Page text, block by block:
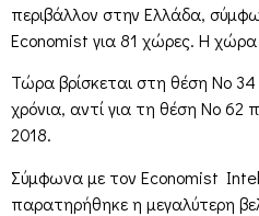
περιβάλλον στην Ελλάδα,
Economist για 81 χώρες. Η χώρα
Τώρα βρίσκεται στη θέση Νο
χρόνια, αντί για τη θέση Νο 62
2018.
Σύμφωνα με τον Economist
παρατηρήθηκε η μεγαλύτερη